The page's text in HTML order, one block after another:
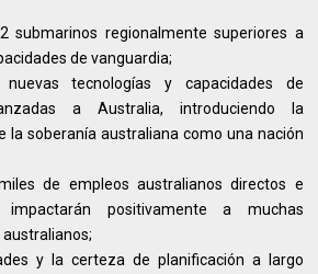
submarinos regionalmente superiores a
de vanguardia;
tecnologías y capacidades de
a Australia, introduciendo la
la soberanía australiana como una nación
de empleos australianos directos e
impactarán positivamente a muchas
y la certeza de planificación a largo